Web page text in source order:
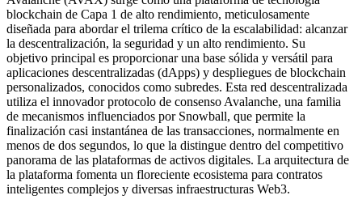
blockchain de Capa 1 de alto rendimiento, meticulosamente
diseñada para abordar el trilema crítico de la escalabilidad: alcanzar
la descentralización, la seguridad y un alto rendimiento. Su
objetivo principal es proporcionar una base sólida y versátil para
aplicaciones descentralizadas (dApps) y despliegues de blockchain
personalizados, conocidos como subredes. Esta red descentralizada
utiliza el innovador protocolo de consenso Avalanche, una familia
de mecanismos influenciados por Snowball, que permite la
finalización casi instantánea de las transacciones, normalmente en
menos de dos segundos, lo que la distingue dentro del competitivo
panorama de las plataformas de activos digitales. La arquitectura de
la plataforma fomenta un floreciente ecosistema para contratos
inteligentes complejos y diversas infraestructuras Web3.